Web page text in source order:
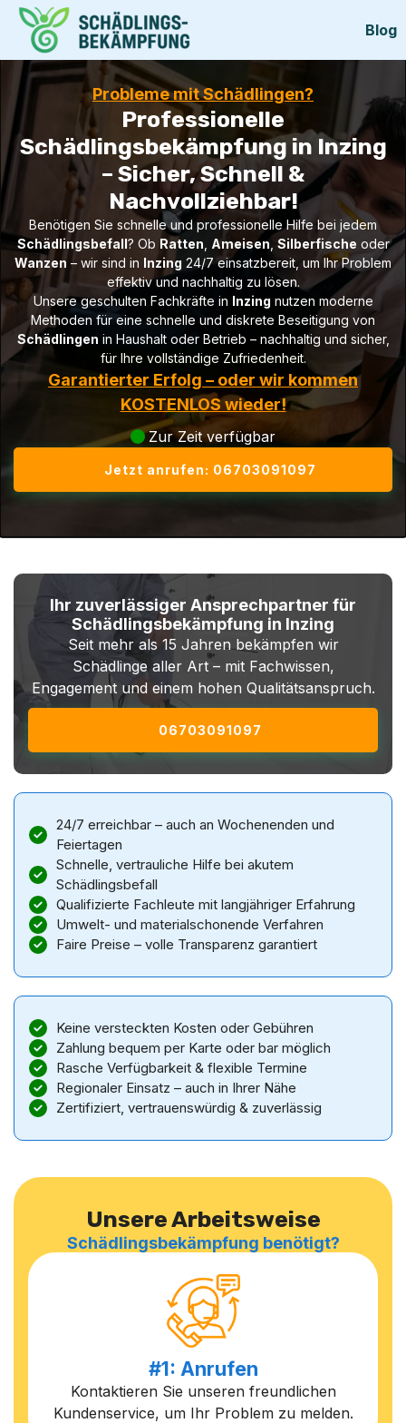
Blog
Probleme mit Schädlingen?
Professionelle
Schädlingsbekämpfung in Inzing
– Sicher, Schnell &
Nachvollziehbar!
Benötigen Sie schnelle und professionelle Hilfe bei jedem
Schädlingsbefall? Ob Ratten Ameisen Silberfische oder
Wanzen – wir sind in Inzing 24/7 einsatzbereit, um Ihr Problem
effektiv und nachhaltig zu lösen.
Unsere geschulten Fachkräfte in Inzing nutzen moderne
Methoden für eine schnelle und diskrete Beseitigung von
Schädlingen in Haushalt oder Betrieb – nachhaltig und sicher,
für Ihre vollständige Zufriedenheit.
Garantierter Erfolg – oder wir kommen
KOSTENLOS wieder!
Zur Zeit verfügbar
Jetzt anrufen: 06703091097
Ihr zuverlässiger Ansprechpartner für
Schädlingsbekämpfung in Inzing
Seit mehr als 15 Jahren bekämpfen wir
Schädlinge aller Art – mit Fachwissen,
Engagement und einem hohen Qualitätsanspruch.
06703091097
24/7 erreichbar – auch an Wochenenden und
Feiertagen
Schnelle, vertrauliche Hilfe bei akutem
Schädlingsbefall
Qualifizierte Fachleute mit langjähriger Erfahrung
Umwelt- und materialschonende Verfahren
Faire Preise – volle Transparenz garantiert
Keine versteckten Kosten oder Gebühren
Zahlung bequem per Karte oder bar möglich
Rasche Verfügbarkeit & flexible Termine
Regionaler Einsatz – auch in Ihrer Nähe
Zertifiziert, vertrauenswürdig & zuverlässig
Unsere Arbeitsweise
Schädlingsbekämpfung benötigt?
#1: Anrufen
Kontaktieren Sie unseren freundlichen
Kundenservice, um Ihr Problem zu melden.